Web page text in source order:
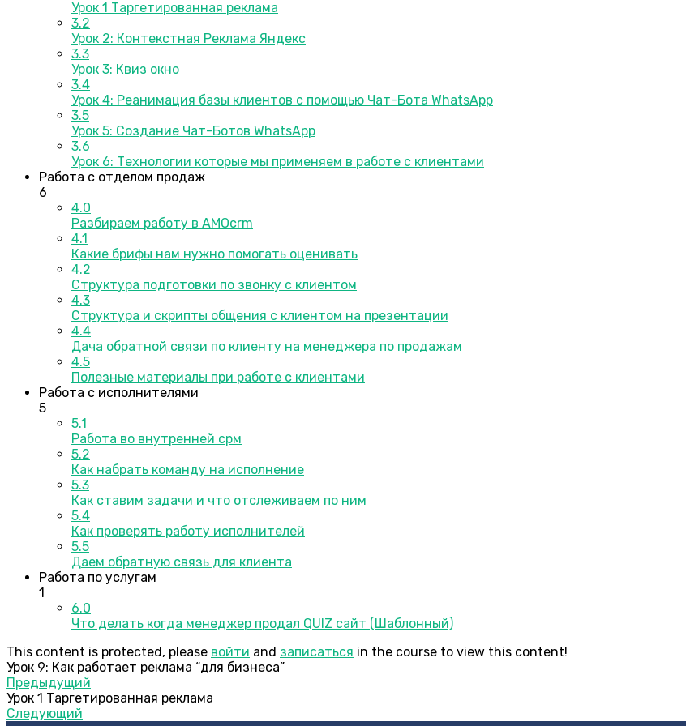
Урок 1 Таргетированная реклама
3.2
Урок 2: Контекстная Реклама Яндекс
3.3
Урок 3: Квиз окно
3.4
Урок 4: Реанимация базы клиентов с помощью Чат-Бота WhatsApp
3.5
Урок 5: Создание Чат-Ботов WhatsApp
3.6
Урок 6: Технологии которые мы применяем в работе с клиентами
Работа с отделом продаж
6
4.0
Разбираем работу в AMOcrm
4.1
Какие брифы нам нужно помогать оценивать
4.2
Структура подготовки по звонку с клиентом
4.3
Структура и скрипты общения с клиентом на презентации
4.4
Дача обратной связи по клиенту на менеджера по продажам
4.5
Полезные материалы при работе с клиентами
Работа с исполнителями
5
5.1
Работа во внутренней срм
5.2
Как набрать команду на исполнение
5.3
Как ставим задачи и что отслеживаем по ним
5.4
Как проверять работу исполнителей
5.5
Даем обратную связь для клиента
Работа по услугам
1
6.0
Что делать когда менеджер продал QUIZ сайт (Шаблонный)
This content is protected, please войти and записаться in the course to view this content!
Урок 9: Как работает реклама “для бизнеса”
Предыдущий
Урок 1 Таргетированная реклама
Следующий